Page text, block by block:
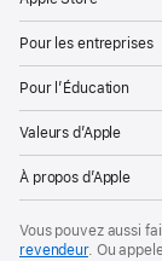
Pour les entreprises
Pour l’Éducation
Valeurs d’Apple
À propos d’Apple
Vous pouvez aussi
revendeur. Ou